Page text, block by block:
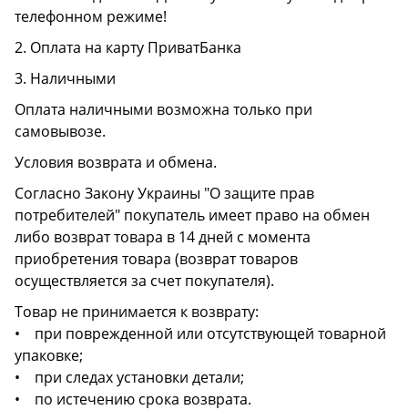
телефонном режиме!
2. Оплата на карту ПриватБанка
3. Наличными
Оплата наличными возможна только при
самовывозе.
Условия возврата и обмена.
Согласно Закону Украины "О защите прав
потребителей" покупатель имеет право на обмен
либо возврат товара в 14 дней с момента
приобретения товара (возврат товаров
осуществляется за счет покупателя).
Товар не принимается к возврату:
• при поврежденной или отсутствующей товарной
упаковке;
• при следах установки детали;
• по истечению срока возврата.